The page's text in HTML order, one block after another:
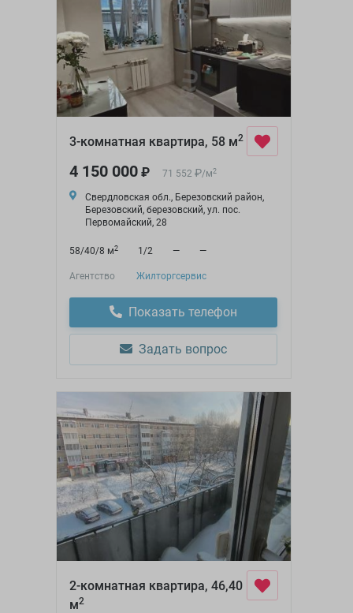
3-комнатная квартира, 58 м2
4 150 000₽ 71 552 ₽/м2
Свердловская обл., Березовский район,
Березовский, березовский, ул. пос.
Первомайский, 28
58/40/8 м2 1/2 — —
Агентство Жилторгсервис
Показать телефон
Задать вопрос
2-комнатная квартира, 46,40
м2